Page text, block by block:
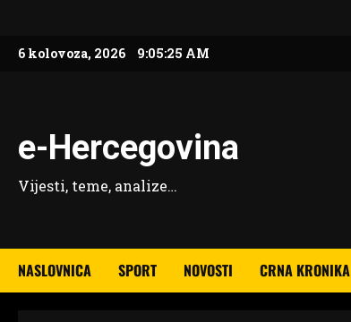
content
6 kolovoza, 2026 9:05:26 AM
e-Hercegovina
Vijesti, teme, analize…
NASLOVNICA SPORT NOVOSTI CRNA KRONIKA